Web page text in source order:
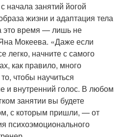
начала занятий йогой
жизни и адаптация тела
это время — лишь не
Мокеева. «Даже если
легко, начните с самого
как правило, много
чтобы научиться
и внутренний голос. В любом
занятии вы будете
с которым пришли, — от
психоэмоционального